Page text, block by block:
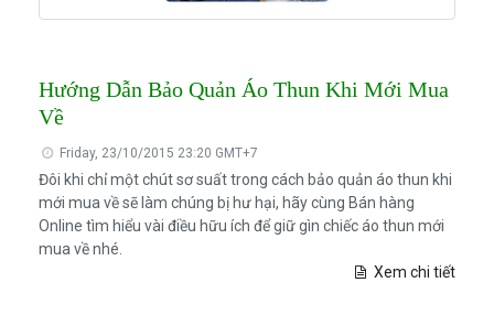
Hướng Dẫn Bảo Quản Áo Thun Khi Mới Mua
Về
Friday, 23/10/2015 23:20 GMT+7
Đôi khi chỉ một chút sơ suất trong cách bảo quản áo thun khi
mới mua về sẽ làm chúng bị hư hại, hãy cùng Bán hàng
Online tìm hiểu vài điều hữu ích để giữ gìn chiếc áo thun mới
mua về nhé.
Xem chi tiết